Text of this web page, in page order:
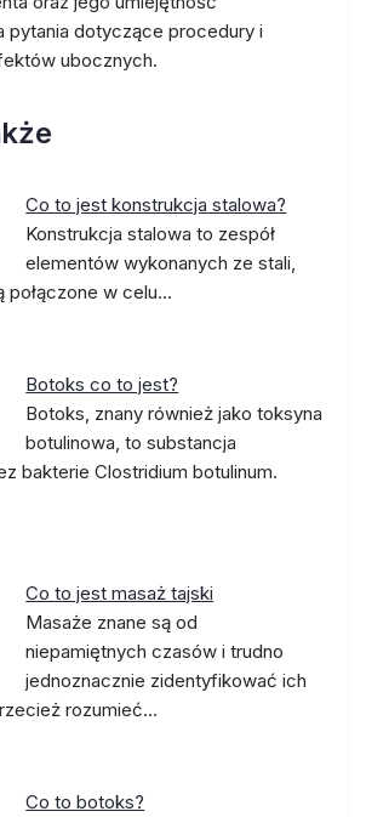
pytania dotyczące procedury i
ubocznych.
Co to jest konstrukcja stalowa?
Konstrukcja stalowa to zespół
elementów wykonanych ze stali,
połączone w celu…
Botoks co to jest?
Botoks, znany również jako toksyna
botulinowa, to substancja
bakterie Clostridium botulinum.
Co to jest masaż tajski
Masaże znane są od
niepamiętnych czasów i trudno
jednoznacznie zidentyfikować ich
rozumieć…
Co to botoks?